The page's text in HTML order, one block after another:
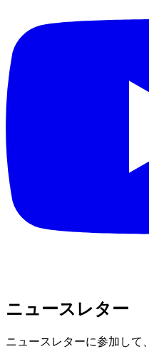
ニュースレター
ニュースレターに参加して